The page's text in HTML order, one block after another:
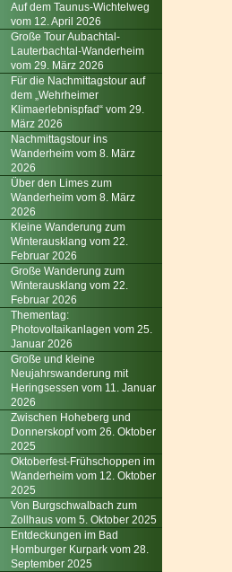
Auf dem Taunus-Wichtelweg
vom 12. April 2026
Große Tour Aubachtal-
Lauterbachtal-Wanderheim
vom 29. März 2026
Für die Nachmittagstour auf
dem „Wehrheimer
Klimaerlebnispfad“ vom 29.
März 2026
Nachmittagstour ins
Wanderheim vom 8. März
2026
Über den Limes zum
Wanderheim vom 8. März
2026
Kleine Wanderung zum
Winterausklang vom 22.
Februar 2026
Große Wanderung zum
Winterausklang vom 22.
Februar 2026
Thementag:
Photovoltaikanlagen vom 25.
Januar 2026
Große und kleine
Neujahrswanderung mit
Heringsessen vom 11. Januar
2026
Zwischen Hoheberg und
Donnerskopf vom 26. Oktober
2025
Oktoberfest-Frühschoppen im
Wanderheim vom 12. Oktober
2025
Von Burgschwalbach zum
Zollhaus vom 5. Oktober 2025
Entdeckungen im Bad
Homburger Kurpark vom 28.
September 2025